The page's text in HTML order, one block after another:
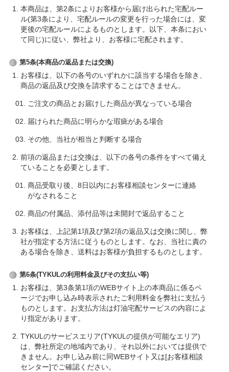
本商品は、第2条によりお客様から届け出られた宅配ルー
ル(第3条により、宅配ルールの変更を行った場合には、変
更後の宅配ルールによるものとします。以下、本条におい
て同じ)に従い、弊社より、お客様に宅配されます。
第5条(本商品の返品または交換)
お客様は、以下の各号のいずれかに該当する場合を除き、
商品の返品及び交換を請求することはできません。
ご注文の商品とお届けした商品が異なっている場合
届けられた商品に明らかな瑕疵がある場合
その他、当社が相当と判断する場合
前項の返品または交換は、以下の各号の条件をすべて備え
ていることを必要とします。
商品受取り後、8日以内にお客様相談センターに連絡
がなされること
商品の付属品、添付品等は未開封で返品すること
お客様は、上記第1項及び第2項の返品又は交換に関し、弊
社が指定する方法に従うものとします。なお、当社に責の
ある場合を除き、送料はお客様が負担するものとします。
第6条(TYKULの利用料金及びその支払い等)
お客様は、第3条第1項のWEBサイト上の本商品に係るペ
ージでお申し込み時表示されたご利用料金を弊社に支払う
ものとします。お支払方法は灯油宅配サービスの内容によ
り指定があります。
TYKULのサービスエリア(TYKULの提供が可能なエリア)
は、弊社所定の地域内であり、それ以外においては提供で
きません。お申し込み前に同WEBサイト又は[お客様相談
センター]でご確認ください。